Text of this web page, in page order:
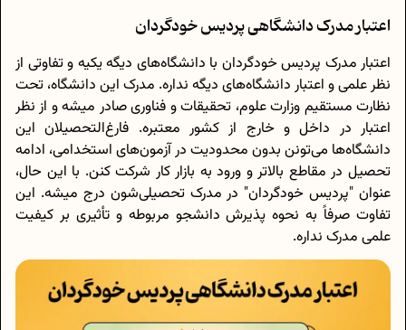
اعتبار مدرک دانشگاهی پردیس خودگردان
اعتبار مدرک پردیس خودگردان با دانشگاه‌های دیگه یکیه و تفاوتی از
نظر علمی و اعتبار دانشگاه‌های دیگه نداره. مدرک این دانشگاه، تحت
نظارت مستقیم وزارت علوم، تحقیقات و فناوری صادر میشه و از نظر
اعتبار در داخل و خارج از کشور معتبره. فارغ‌التحصیلان این
دانشگاه‌ها می‌تونن بدون محدودیت در آزمون‌های استخدامی، ادامه
تحصیل در مقاطع بالاتر و ورود به بازار کار شرکت کنن. با این حال،
عنوان "پردیس خودگردان" در مدرک تحصیلی‌شون درج میشه. این
تفاوت صرفاً به نحوه پذیرش دانشجو مربوطه و تأثیری بر کیفیت
علمی مدرک نداره.